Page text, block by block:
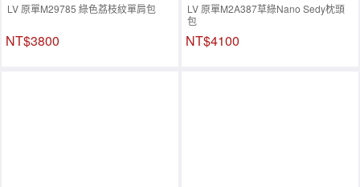
LV 原單M29785 綠色荔枝紋單肩包
NT$3800
LV 原單M2A387草綠Nano Sedy枕頭
包
NT$4100